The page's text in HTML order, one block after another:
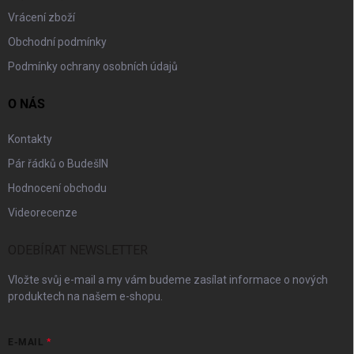
Vrácení zboží
Obchodní podmínky
Podmínky ochrany osobních údajů
O NÁS
Kontakty
Pár řádků o BudešIN
Hodnocení obchodu
Videorecenze
Vložte svůj e-mail a my vám budeme zasílat informace o nových
produktech na našem e-shopu.
E-MAIL